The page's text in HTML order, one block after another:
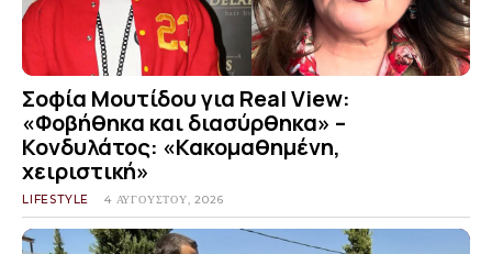
Σοφία Μουτίδου για Real View:
«Φοβήθηκα και διασύρθηκα» –
Κονδυλάτος: «Κακομαθημένη,
χειριστική»
LIFESTYLE 4 ΑΥΓΟΎΣΤΟΥ, 2026